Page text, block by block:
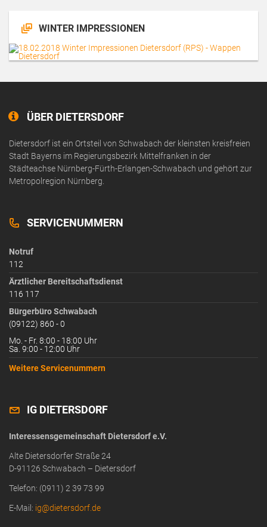
WINTER IMPRESSIONEN
ÜBER DIETERSDORF
Dietersdorf ist ein Ortsteil von Schwabach der kleinsten kreisfreien
Stadt Bayerns im Regierungsbezirk Mittelfranken in der
Städteachse Nürnberg-Fürth-Erlangen-Schwabach und gehört zur
Metropolregion Nürnberg.
SERVICENUMMERN
Notruf
112
Ärztlicher Bereitschaftsdienst
116 117
Bürgerbüro Schwabach
(09122) 860 - 0
Mo. - Fr. 8:00 - 18:00 Uhr
Sa. 9:00 - 12:00 Uhr
Weitere Servicenummern
IG DIETERSDORF
Interessensgemeinschaft Dietersdorf e.V.
Alte Dietersdorfer Straße 24
D-91126 Schwabach – Dietersdorf
Telefon: (0911) 2 39 73 99
E-Mail: ig@dietersdorf.de